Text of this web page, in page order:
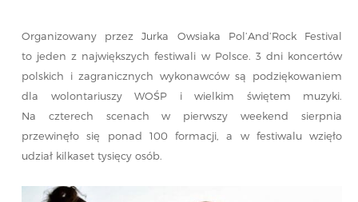
Organizowany przez Jurka Owsiaka Pol’And’Rock Festival
to jeden z największych festiwali w Polsce. 3 dni koncertów
polskich i zagranicznych wykonawców są podziękowaniem
dla wolontariuszy WOŚP i wielkim świętem muzyki.
Na czterech scenach w pierwszy weekend sierpnia
przewinęło się ponad 100 formacji, a w festiwalu wzięło
udział kilkaset tysięcy osób.